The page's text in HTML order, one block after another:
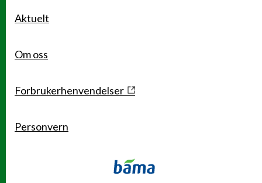
Aktuelt
Om oss
Forbrukerhenvendelser
Personvern